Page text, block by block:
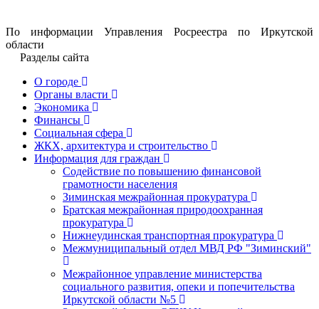
По информации Управления Росреестра по Иркутской
области
Разделы сайта
О городе
Органы власти
Экономика
Финансы
Социальная сфера
ЖКХ, архитектура и строительство
Информация для граждан
Содействие по повышению финансовой
грамотности населения
Зиминская межрайонная прокуратура
Братская межрайонная природоохранная
прокуратура
Нижнеудинская транспортная прокуратура
Межмуниципальный отдел МВД РФ "Зиминский"
Межрайонное управление министерства
социального развития, опеки и попечительства
Иркутской области №5